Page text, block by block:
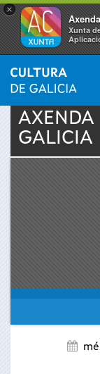
×
Xunta
Vostede
está
INICIO ›
AXENDA
GALICIA